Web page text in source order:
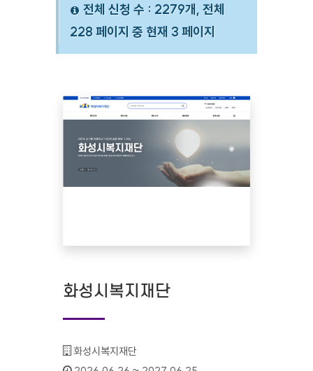
전체 신청 수 : 2279개, 전체
228 페이지 중 현재 3 페이지
화성시복지재단
기관명 :
화성시복지재단